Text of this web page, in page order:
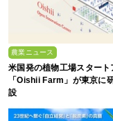
農業ニュース
米国発の植物工場スタート
「Oishii Farm」が東京に
設